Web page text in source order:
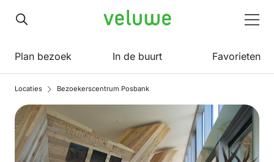
Veluwe
Plan bezoek In de buurt Favorieten
Locaties Bezoekerscentrum Posbank